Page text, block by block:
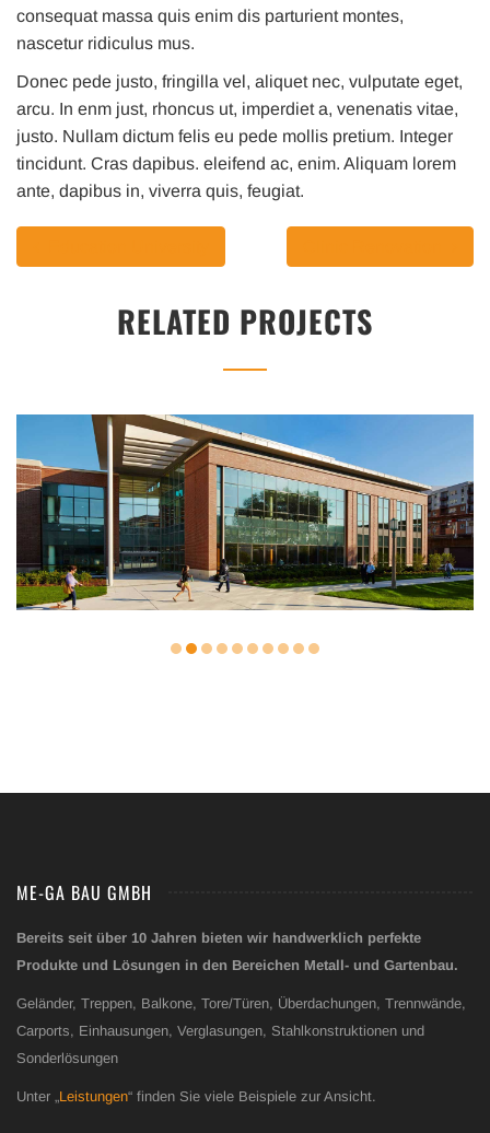
consequat massa quis enim dis parturient montes,
nascetur ridiculus mus.
Donec pede justo, fringilla vel, aliquet nec, vulputate eget,
arcu. In enm just, rhoncus ut, imperdiet a, venenatis vitae,
justo. Nullam dictum felis eu pede mollis pretium. Integer
tincidunt. Cras dapibus. eleifend ac, enim. Aliquam lorem
ante, dapibus in, viverra quis, feugiat.
RELATED PROJECTS
EDUCATION UNIVERSITY
Integer tincidunt. Cras dapibus. eleifend ac, enim.
Aliquam...
ME-GA BAU GMBH
Bereits seit über 10 Jahren bieten wir handwerklich perfekte
Produkte und Lösungen in den Bereichen Metall- und Gartenbau.
Geländer, Treppen, Balkone, Tore/Türen, Überdachungen, Trennwände,
Carports, Einhausungen, Verglasungen, Stahlkonstruktionen und
Sonderlösungen
Unter „Leistungen“ finden Sie viele Beispiele zur Ansicht.